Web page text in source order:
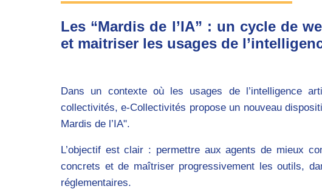
Les “Mardis de l’IA” : un cycle de
et maitriser les usages de
Dans un contexte où les usages de l’intelligence
collectivités, e-Collectivités propose un nouveau
Mardis de l’IA".
L’objectif est clair : permettre aux agents de mieux
concrets et de maîtriser progressivement les outils,
réglementaires.